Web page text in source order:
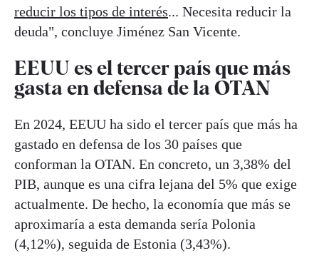
reducir los tipos de interés... Necesita reducir la
deuda", concluye Jiménez San Vicente.
EEUU es el tercer país que más
gasta en defensa de la OTAN
En 2024, EEUU ha sido el tercer país que más ha
gastado en defensa de los 30 países que
conforman la OTAN. En concreto, un 3,38% del
PIB, aunque es una cifra lejana del 5% que exige
actualmente. De hecho, la economía que más se
aproximaría a esta demanda sería Polonia
(4,12%), seguida de Estonia (3,43%).